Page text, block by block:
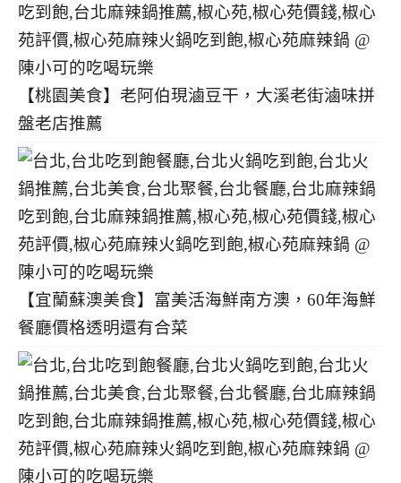
【桃園美食】老阿伯現滷豆干，大溪老街滷味拼
盤老店推薦
【宜蘭蘇澳美食】富美活海鮮南方澳，60年海鮮
餐廳價格透明還有合菜